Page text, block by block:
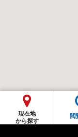
現在地
から探す
閲